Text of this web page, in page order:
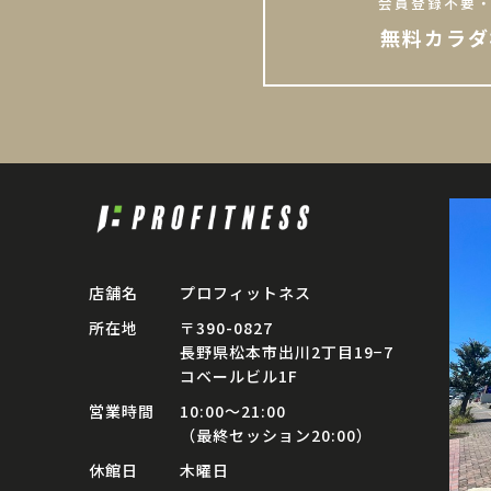
無料カラ
店舗名
プロフィットネス
所在地
〒390-0827
長野県松本市出川2丁目19−7
コベールビル1F
営業時間
10:00〜21:00
（最終セッション20:00）
休館日
木曜日